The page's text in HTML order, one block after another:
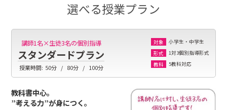
選べる授業プラン
講師1名×生徒3名の個別指導
スタンダードプラン
授業時間: 50分 80分 100分
対象
小学生・中学生
形式
1対3個別指導形式
教科
5教科対応
教科書中心。
”考える力”が身につく。